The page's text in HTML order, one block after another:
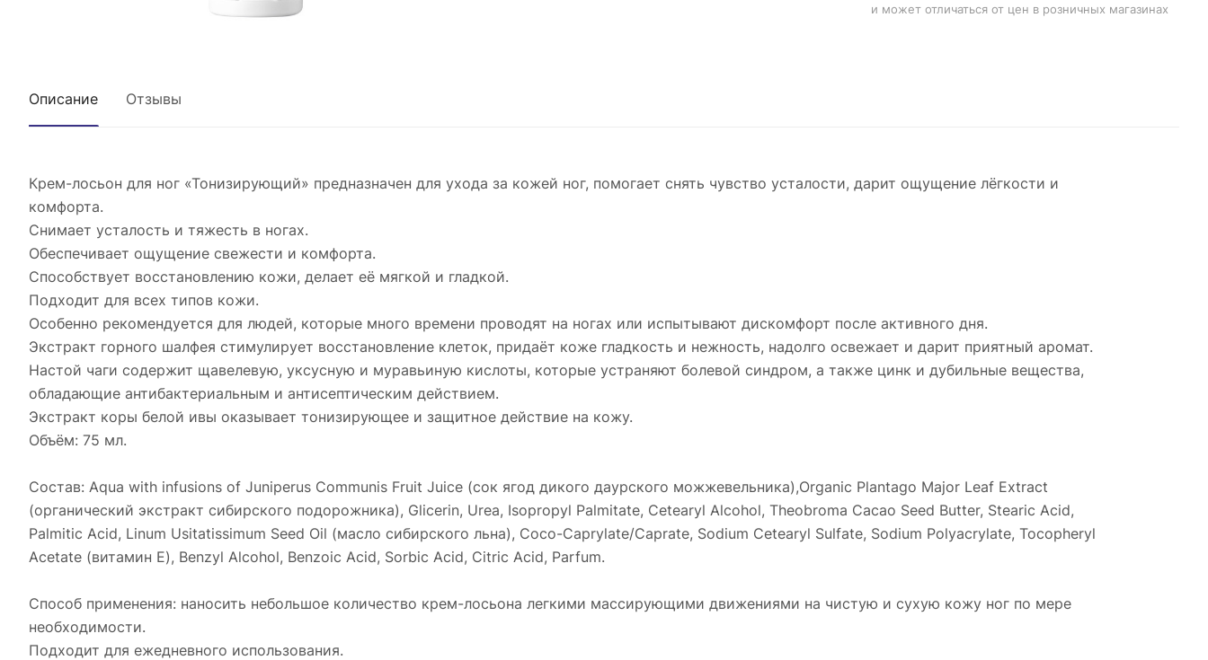
и может отличаться от цен в розничных магазинах
Описание Отзывы
Крем-лосьон для ног «Тонизирующий» предназначен для ухода за кожей ног, помогает снять чувство усталости, дарит ощущение лёгкости и
комфорта.
Снимает усталость и тяжесть в ногах.
Обеспечивает ощущение свежести и комфорта.
Способствует восстановлению кожи, делает её мягкой и гладкой.
Подходит для всех типов кожи.
Особенно рекомендуется для людей, которые много времени проводят на ногах или испытывают дискомфорт после активного дня.
Экстракт горного шалфея стимулирует восстановление клеток, придаёт коже гладкость и нежность, надолго освежает и дарит приятный аромат.
Настой чаги содержит щавелевую, уксусную и муравьиную кислоты, которые устраняют болевой синдром, а также цинк и дубильные вещества,
обладающие антибактериальным и антисептическим действием.
Экстракт коры белой ивы оказывает тонизирующее и защитное действие на кожу.
Объём: 75 мл.
Состав: Аqua with infusions of Juniperus Communis Fruit Juice (сок ягод дикого даурского можжевельника),Organic Plantago Major Leaf Extract
(органический экстракт сибирского подорожника), Glicerin, Urea, Isopropyl Palmitate, Cetearyl Alcohol, Theobroma Cacao Seed Butter, Stearic Acid,
Palmitic Acid, Linum Usitatissimum Seed Oil (масло сибирского льна), Сосо-Сaprylate/Сaprate, Sodium Cetearyl Sulfate, Sodium Polyacrylate, Tocopheryl
Acetate (витамин Е), Benzyl Alcohol, Benzoic Acid, Sorbic Acid, Citric Acid, Parfum.
Способ применения: наносить небольшое количество крем-лосьона легкими массирующими движениями на чистую и сухую кожу ног по мере
необходимости.
Подходит для ежедневного использования.